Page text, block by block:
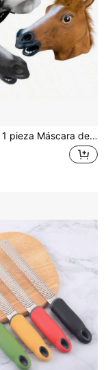
1 pieza Máscara de cabeza de caballo de Halloween, Máscara de disfraz de fiesta de cosplay, Máscara de cabeza de caballo de Halloween divertida